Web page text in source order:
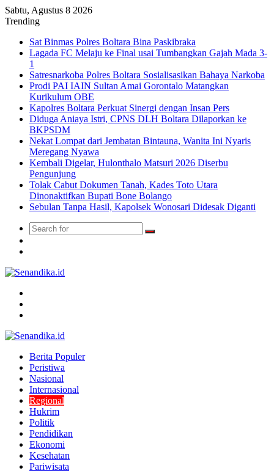
Sabtu, Agustus 8 2026
Trending
Sat Binmas Polres Boltara Bina Paskibraka
Lagada FC Melaju ke Final usai Tumbangkan Gajah Mada 3-
1
Satresnarkoba Polres Boltara Sosialisasikan Bahaya Narkoba
Prodi PAI IAIN Sultan Amai Gorontalo Matangkan
Kurikulum OBE
Kapolres Boltara Perkuat Sinergi dengan Insan Pers
Diduga Aniaya Istri, CPNS DLH Boltara Dilaporkan ke
BKPSDM
Nekat Lompat dari Jembatan Bintauna, Wanita Ini Nyaris
Meregang Nyawa
Kembali Digelar, Hulonthalo Matsuri 2026 Diserbu
Pengunjung
Tolak Cabut Dokumen Tanah, Kades Toto Utara
Dinonaktifkan Bupati Bone Bolango
Sebulan Tanpa Hasil, Kapolsek Wonosari Didesak Diganti
Search
Berita Populer
Peristiwa
Nasional
Internasional
Regional
Hukrim
Politik
Pendidikan
Ekonomi
Kesehatan
Pariwisata